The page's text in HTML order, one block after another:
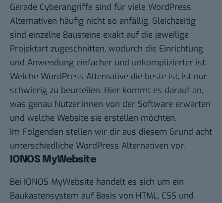
Gerade Cyberangriffe sind für viele WordPress
Alternativen häufig nicht so anfällig. Gleichzeitig
sind einzelne Bausteine exakt auf die jeweilige
Projektart zugeschnitten, wodurch die Einrichtung
und Anwendung einfacher und unkomplizierter ist.
Welche WordPress Alternative die beste ist, ist nur
schwierig zu beurteilen. Hier kommt es darauf an,
was genau Nutzer:innen von der Software erwarten
und welche Website sie erstellen möchten.
Im Folgenden stellen wir dir aus diesem Grund acht
unterschiedliche WordPress Alternativen vor.
IONOS MyWebsite
Bei IONOS MyWebsite handelt es sich um ein
Baukastensystem auf Basis von HTML, CSS und